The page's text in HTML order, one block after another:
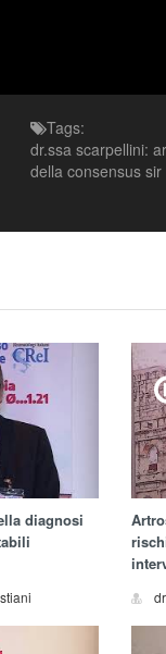
Tags:
dr.ssa scarpellini:
della consensus sir
diagnosi